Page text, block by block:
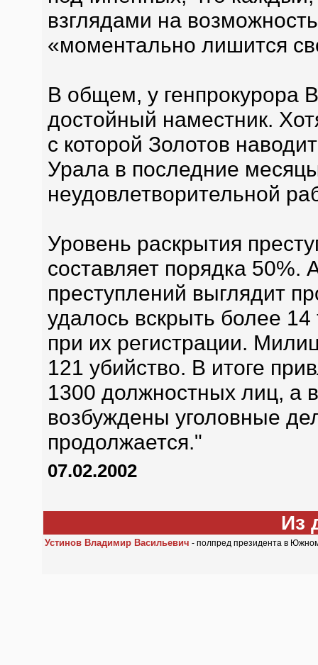
взглядами на
«моментально лишится
В общем, у генпрокурора
достойный наместник.
с которой Золотов
Урала в последние
неудовлетворительной
Уровень раскрытия
составляет порядка 50%.
преступлений выглядит
удалось вскрыть более
при их регистрации.
121 убийство. В итоге
1300 должностных лиц, а
возбуждены уголовные
продолжается."
07.02.2002
Из
Устинов Владимир Васильевич - полпред президента в